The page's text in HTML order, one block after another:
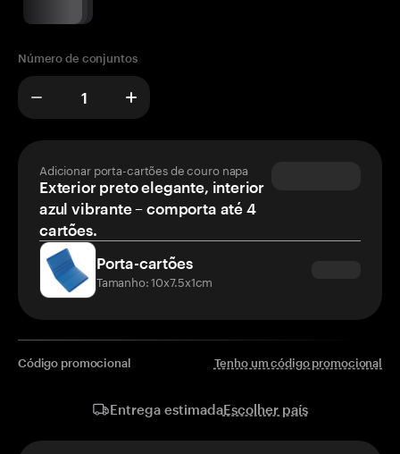
Número de conjuntos
Adicionar porta-cartões de couro napa
Exterior preto elegante, interior
azul vibrante – comporta até 4
cartões.
Porta-cartões
Tamanho: 10x7.5x1cm
Código promocional Tenho um código promocional
Entrega estimadaEscolher país